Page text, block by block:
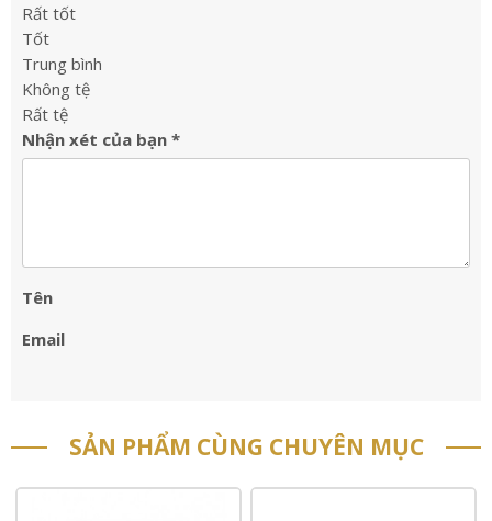
Rất tốt
Tốt
Trung bình
Không tệ
Rất tệ
Nhận xét của bạn *
Tên
Email
SẢN PHẨM CÙNG CHUYÊN MỤC